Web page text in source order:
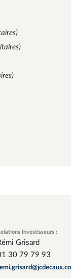
Investisseurs :
Grisard
30 79 79 93